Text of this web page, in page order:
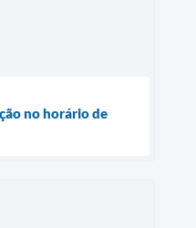
no horário de